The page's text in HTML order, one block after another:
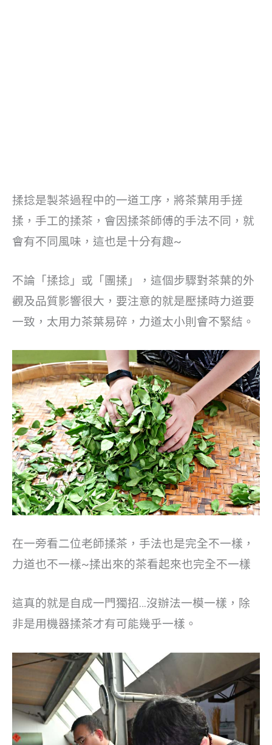
揉捻是製茶過程中的一道工序，將茶葉用手搓
揉，手工的揉茶，會因揉茶師傅的手法不同，就
會有不同風味，這也是十分有趣~
不論「揉捻」或「團揉」，這個步驟對茶葉的外
觀及品質影響很大，要注意的就是壓揉時力道要
一致，太用力茶葉易碎，力道太小則會不緊結。
在一旁看二位老師揉茶，手法也是完全不一樣，
力道也不一樣~揉出來的茶看起來也完全不一樣
這真的就是自成一門獨招…沒辦法一模一樣，除
非是用機器揉茶才有可能幾乎一樣。